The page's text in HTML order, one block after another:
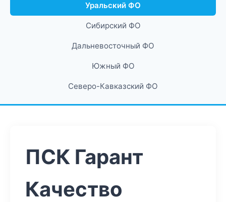
Уральский ФО
Сибирский ФО
Дальневосточный ФО
Южный ФО
Северо-Кавказский ФО
ПСК Гарант
Качество